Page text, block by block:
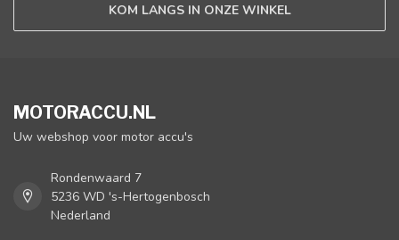
KOM LANGS IN ONZE WINKEL
MOTORACCU.NL
Uw webshop voor motor accu's
Rondenwaard 7
5236 WD 's-Hertogenbosch
Nederland